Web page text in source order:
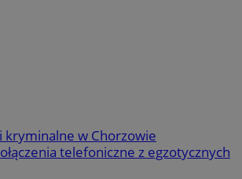
kryminalne w Chorzowie
telefoniczne z egzotycznych